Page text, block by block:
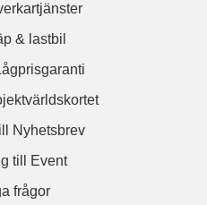
& lastbil
Nyhetsbrev
till Event
frågor